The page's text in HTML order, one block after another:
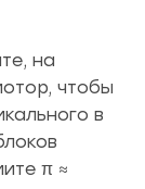
на
чтобы
в
π ≈